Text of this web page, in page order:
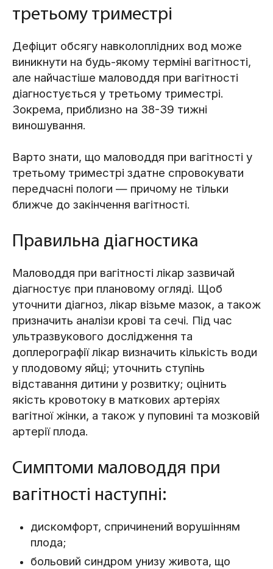
третьому триместрі
Дефіцит обсягу навколоплідних вод може
виникнути на будь-якому терміні вагітності,
але найчастіше маловоддя при вагітності
діагностується у третьому триместрі.
Зокрема, приблизно на 38-39 тижні
виношування.
Варто знати, що маловоддя при вагітності у
третьому триместрі здатне спровокувати
передчасні пологи — причому не тільки
ближче до закінчення вагітності.
Правильна діагностика
Маловоддя при вагітності лікар зазвичай
діагностує при плановому огляді. Щоб
уточнити діагноз, лікар візьме мазок, а також
призначить аналізи крові та сечі. Під час
ультразвукового дослідження та
доплерографії лікар визначить кількість води
у плодовому яйці; уточнить ступінь
відставання дитини у розвитку; оцінить
якість кровотоку в маткових артеріях
вагітної жінки, а також у пуповині та мозковій
артерії плода.
Симптоми маловоддя при
вагітності наступні:
дискомфорт, спричинений ворушінням
плода;
больовий синдром унизу живота, що